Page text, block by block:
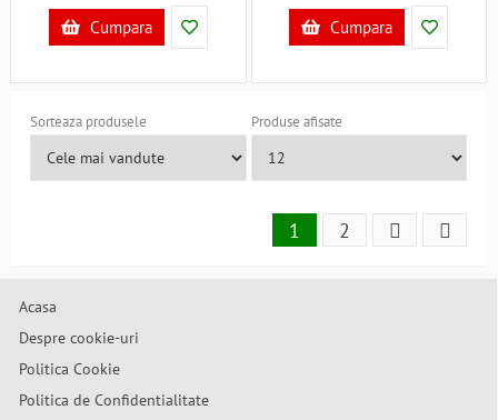
Cumpara Cumpara
Sorteaza produsele Produse afisate
1 2
Acasa
Despre cookie-uri
Politica Cookie
Politica de Confidentialitate